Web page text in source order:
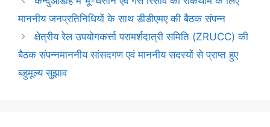
माननीय जनप्रतिनिधियों के साथ डीडीएमए की बैठक संपन्न
क्षेत्रीय रेल उपयोगकर्त्ता परामर्शदात्री समिति (ZRUCC) की
बैठक संपन्नमाननीय सांसदगण एवं माननीय सदस्यों से प्राप्त हुए
बहुमूल्य सुझाव